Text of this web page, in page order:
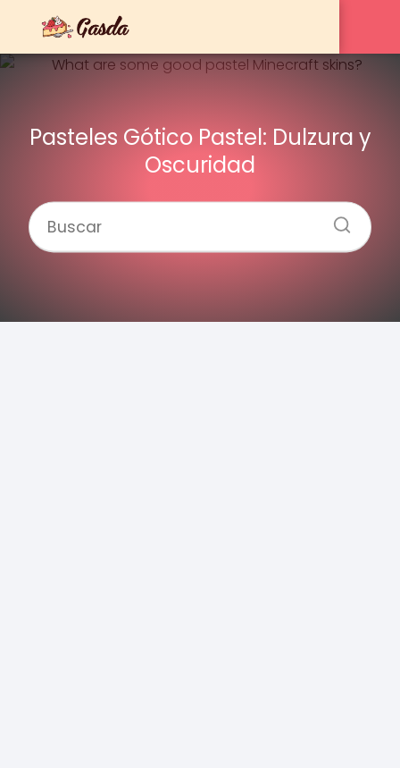
Pasteles Gótico Pastel: Dulzura y
Oscuridad